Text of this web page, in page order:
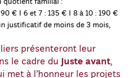
€ I 6 et 7 : 135 € I 8 à 10 : 190 €
justificatif de moins de 3 mois,
présenteront leur
le cadre du Juste avant,
met à l’honneur les projets